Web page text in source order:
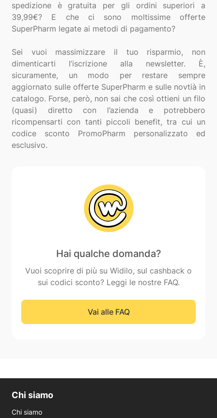
spedizione è gratuita per gli ordini superiori a
39,99€? E che ci sono moltissime offerte
SuperPharm legate ai metodi di pagamento?
Sei vuoi massimizzare il tuo risparmio, non
dimenticarti l’iscrizione alla newsletter. È,
sicuramente, un modo per restare sempre
aggiornato sulle offerte SuperPharm e sulle novtià in
catalogo. Forse, però, non sai che così ottieni un filo
(quasi) diretto con l’azienda e potrebbero
ricompensarti con tanti piccoli benefit, tra cui un
codice sconto PromoPharm personalizzato ed
Hai qualche domanda?
Vuoi scoprire di più su Widilo, sul cashback o
sui codici sconto? Leggi le nostre FAQ.
Vai alle FAQ
Chi siamo
Chi siamo